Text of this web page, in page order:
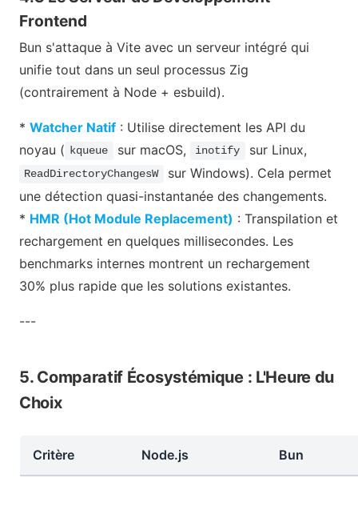
Frontend
Bun s'attaque à Vite avec un serveur intégré qui
unifie tout dans un seul processus Zig
(contrairement à Node + esbuild).
* Watcher Natif : Utilise directement les API du
noyau ( kqueue sur macOS, inotify sur Linux,
ReadDirectoryChangesW
sur Windows). Cela permet
une détection quasi-instantanée des changements.
* HMR (Hot Module Replacement) : Transpilation et
rechargement en quelques millisecondes. Les
benchmarks internes montrent un rechargement
30% plus rapide que les solutions existantes.
---
5. Comparatif Écosystémique : L'Heure du
Choix
Critère Node.js Bun